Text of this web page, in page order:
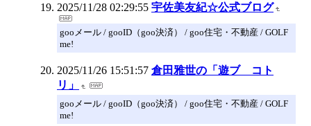
2025/11/28 02:29:55 宇佐美友紀☆公式ブログ
gooメール / gooID（goo決済） / goo住宅・不動産 / GOLF
me!
2025/11/26 15:51:57 倉田雅世の「遊ブ コト
リ」
gooメール / gooID（goo決済） / goo住宅・不動産 / GOLF
me!